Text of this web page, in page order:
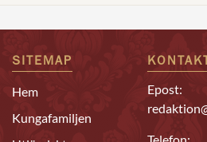
SITEMAP
Hem
Kungafamiljen
Epost: